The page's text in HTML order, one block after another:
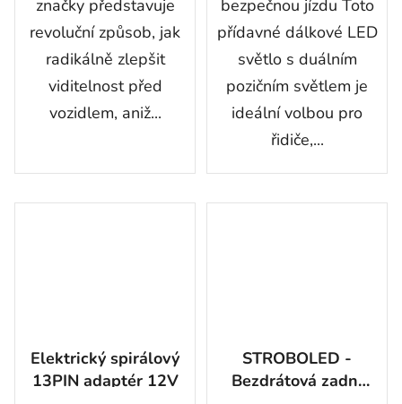
značky představuje
revoluční způsob, jak
radikálně zlepšit
viditelnost před
vozidlem, aniž...
bezpečnou jízdu Toto
přídavné dálkové LED
světlo s duálním
pozičním světlem je
ideální volbou pro
řidiče,...
Elektrický spirálový
13PIN adaptér 12V
STROBOLED -
Bezdrátová zadní